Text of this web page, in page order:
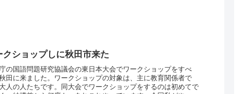
クショップしに秋田市来た
の国語問題研究協議会の東日本大会でワークショップをすべ
田に来ました。ワークショップの対象は、主に教育関係者で
人の人たちです。同大会でワークショップをするのは初めてで